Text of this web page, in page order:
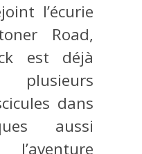
l’écurie
Road,
est déjà
dans
aussi